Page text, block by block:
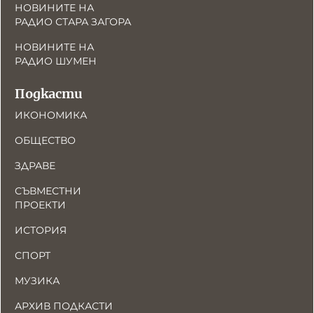
НОВИНИТЕ НА
РАДИО СТАРА ЗАГОРА
НОВИНИТЕ НА
РАДИО ШУМЕН
Подкасти
ИКОНОМИКА
ОБЩЕСТВО
ЗДРАВЕ
СЪВМЕСТНИ
ПРОЕКТИ
ИСТОРИЯ
СПОРТ
МУЗИКА
АРХИВ ПОДКАСТИ